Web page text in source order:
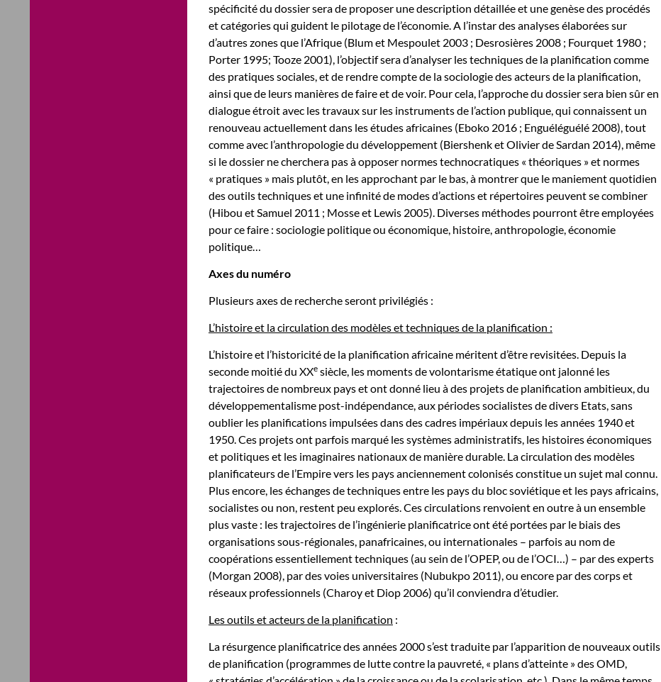
spécificité du dossier sera de proposer une description détaillée et une genèse des procédés
et catégories qui guident le pilotage de l’économie. A l’instar des analyses élaborées sur
d’autres zones que l’Afrique (Blum et Mespoulet 2003 ; Desrosières 2008 ; Fourquet 1980 ;
Porter 1995; Tooze 2001), l’objectif sera d’analyser les techniques de la planification comme
des pratiques sociales, et de rendre compte de la sociologie des acteurs de la planification,
ainsi que de leurs manières de faire et de voir. Pour cela, l’approche du dossier sera bien sûr en
dialogue étroit avec les travaux sur les instruments de l’action publique, qui connaissent un
renouveau actuellement dans les études africaines (Eboko 2016 ; Enguéléguélé 2008), tout
comme avec l’anthropologie du développement (Biershenk et Olivier de Sardan 2014), même
si le dossier ne cherchera pas à opposer normes technocratiques « théoriques » et normes
« pratiques » mais plutôt, en les approchant par le bas, à montrer que le maniement quotidien
des outils techniques et une infinité de modes d’actions et répertoires peuvent se combiner
(Hibou et Samuel 2011 ; Mosse et Lewis 2005). Diverses méthodes pourront être employées
pour ce faire : sociologie politique ou économique, histoire, anthropologie, économie
politique…
Axes du numéro
Plusieurs axes de recherche seront privilégiés :
L’histoire et la circulation des modèles et techniques de la planification :
L’histoire et l’historicité de la planification africaine méritent d’être revisitées. Depuis la
seconde moitié du XXe siècle, les moments de volontarisme étatique ont jalonné les
trajectoires de nombreux pays et ont donné lieu à des projets de planification ambitieux, du
développementalisme post-indépendance, aux périodes socialistes de divers Etats, sans
oublier les planifications impulsées dans des cadres impériaux depuis les années 1940 et
1950. Ces projets ont parfois marqué les systèmes administratifs, les histoires économiques
et politiques et les imaginaires nationaux de manière durable. La circulation des modèles
planificateurs de l’Empire vers les pays anciennement colonisés constitue un sujet mal connu.
Plus encore, les échanges de techniques entre les pays du bloc soviétique et les pays africains,
socialistes ou non, restent peu explorés. Ces circulations renvoient en outre à un ensemble
plus vaste : les trajectoires de l’ingénierie planificatrice ont été portées par le biais des
organisations sous-régionales, panafricaines, ou internationales – parfois au nom de
coopérations essentiellement techniques (au sein de l’OPEP, ou de l’OCI…) – par des experts
(Morgan 2008), par des voies universitaires (Nubukpo 2011), ou encore par des corps et
réseaux professionnels (Charoy et Diop 2006) qu’il conviendra d’étudier.
Les outils et acteurs de la planification :
La résurgence planificatrice des années 2000 s’est traduite par l’apparition de nouveaux outils
de planification (programmes de lutte contre la pauvreté, « plans d’atteinte » des OMD,